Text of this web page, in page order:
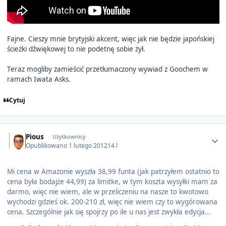
Fajne. Cieszy mnie brytyjski akcent, więc jak nie będzie japońskiej
ścieżki dźwiękowej to nie podetnę sobie żył.
Teraz mogliby zamieścić przetłumaczony wywiad z Goochem w
ramach Iwata Asks.
Cytuj
Pious Użytkownicy
Opublikowano 1 lutego 201214 l
Mi cena w Amazonie wyszła 38,99 funta (jak patrzyłem ostatnio to
cena była bodajże 44,99) za limitke, w tym koszta wysyłki mam za
darmo, więc nie wiem, ale w przeliczeniu na nasze to kwotowo
wychodzi gdzieś ok. 200-210 zł, więc nie wiem czy to wygórowana
cena. Szczególnie jak się spojrzy po ile u nas jest zwykła edycja...